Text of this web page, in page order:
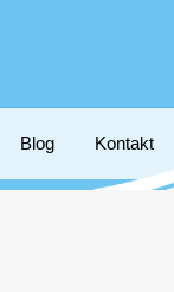
Blog Kontakt